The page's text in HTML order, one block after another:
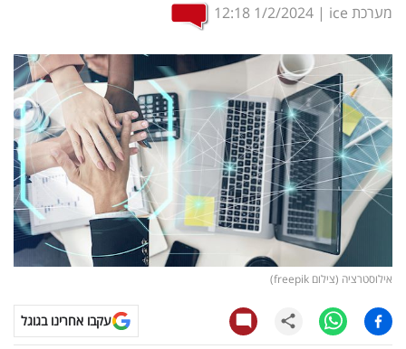
ומחקרים
דעות
רכילות
עסקית
קריפטו
ויראלי
עסקי
מערכת ice |
1/2/2024
12:18
אילוסטרציה (צילום freepik)
עקבו אחרינו בגוגל